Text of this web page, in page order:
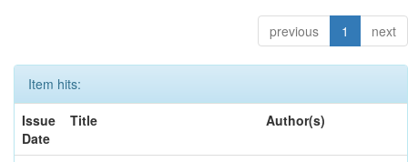
previous 1 next
Item hits:
Issue
Date
Title Author(s)